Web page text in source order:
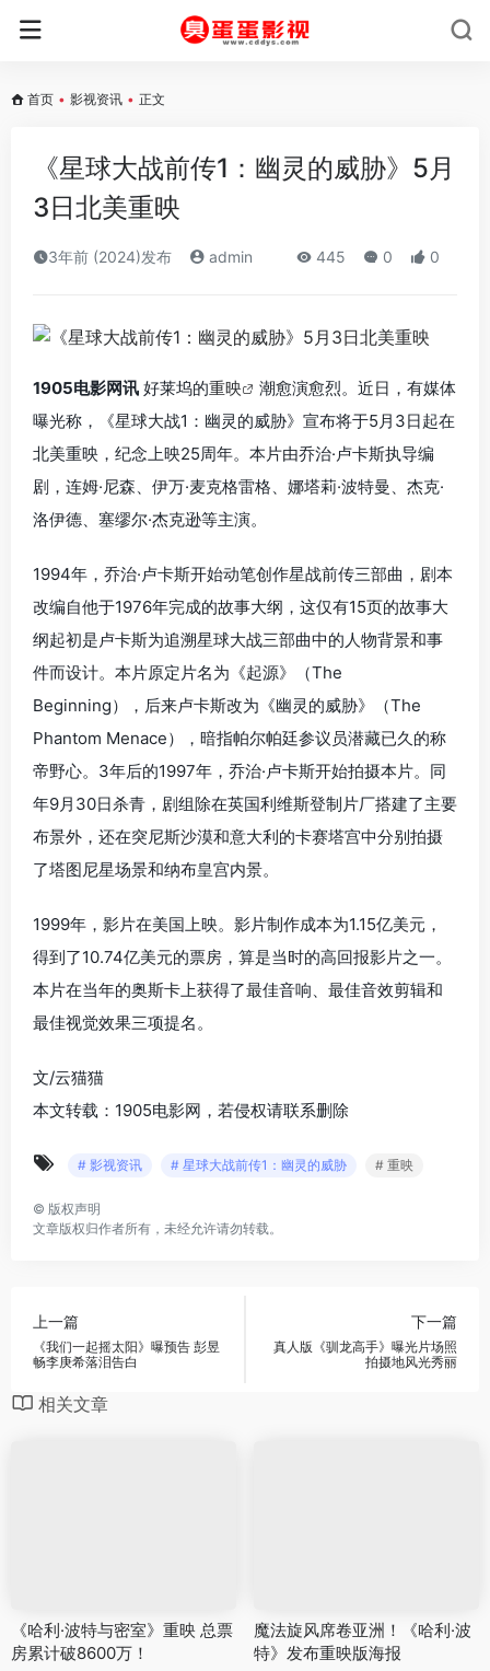
首页 • 影视资讯 • 正文
《星球大战前传1：幽灵的威胁》5月
3日北美重映
3年前 (2024)发布 admin 445 0 0
1905电影网讯 好莱坞的重映
潮愈演愈烈。近日，有媒体
曝光称，《星球大战1：幽灵的威胁》宣布将于5月3日起在
北美重映，纪念上映25周年。本片由乔治·卢卡斯执导编
剧，连姆·尼森、伊万·麦克格雷格、娜塔莉·波特曼、杰克·
洛伊德、塞缪尔·杰克逊等主演。
1994年，乔治·卢卡斯开始动笔创作星战前传三部曲，剧本
改编自他于1976年完成的故事大纲，这仅有15页的故事大
纲起初是卢卡斯为追溯星球大战三部曲中的人物背景和事
件而设计。本片原定片名为《起源》（The
Beginning），后来卢卡斯改为《幽灵的威胁》（The
Phantom Menace），暗指帕尔帕廷参议员潜藏已久的称
帝野心。3年后的1997年，乔治·卢卡斯开始拍摄本片。同
年9月30日杀青，剧组除在英国利维斯登制片厂搭建了主要
布景外，还在突尼斯沙漠和意大利的卡赛塔宫中分别拍摄
了塔图尼星场景和纳布皇宫内景。
1999年，影片在美国上映。影片制作成本为1.15亿美元，
得到了10.74亿美元的票房，算是当时的高回报影片之一。
本片在当年的奥斯卡上获得了最佳音响、最佳音效剪辑和
最佳视觉效果三项提名。
文/云猫猫
本文转载：1905电影网，若侵权请联系删除
# 影视资讯 # 星球大战前传1：幽灵的威胁 # 重映
© 版权声明
文章版权归作者所有，未经允许请勿转载。
上一篇
《我们一起摇太阳》曝预告 彭昱
畅李庚希落泪告白
下一篇
真人版《驯龙高手》曝光片场照
拍摄地风光秀丽
相关文章
《哈利·波特与密室》重映 总票
房累计破8600万！
魔法旋风席卷亚洲！《哈利·波
特》发布重映版海报